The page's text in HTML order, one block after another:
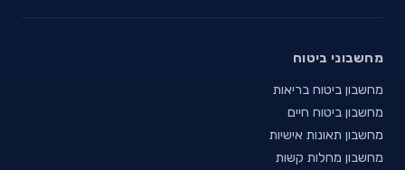
מחשבוני ביטוח
מחשבון ביטוח בריאות
מחשבון ביטוח חיים
מחשבון תאונות אישיות
מחשבון מחלות קשות